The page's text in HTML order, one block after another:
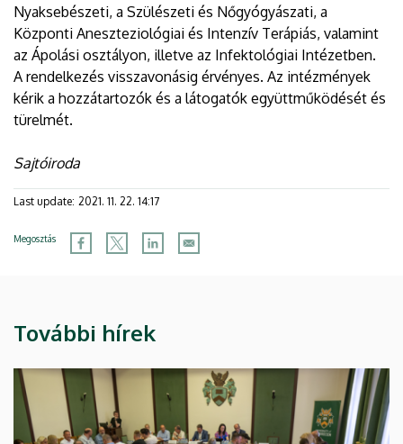
Nyaksebészeti, a Szülészeti és Nőgyógyászati, a
Központi Aneszteziológiai és Intenzív Terápiás, valamint
az Ápolási osztályon, illetve az Infektológiai Intézetben.
A rendelkezés visszavonásig érvényes. Az intézmények
kérik a hozzátartozók és a látogatók együttműködését és
türelmét.
Sajtóiroda
Last update: 2021. 11. 22. 14:17
Megosztás
További hírek